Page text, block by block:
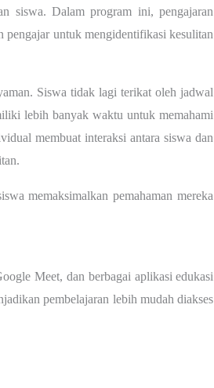
siswa. Dalam program ini, pengajaran
pengajar untuk mengidentifikasi kesulitan
Siswa tidak lagi terikat oleh jadwal
lebih banyak waktu untuk memahami
membuat interaksi antara siswa dan
memaksimalkan pemahaman mereka
Meet, dan berbagai aplikasi edukasi
pembelajaran lebih mudah diakses